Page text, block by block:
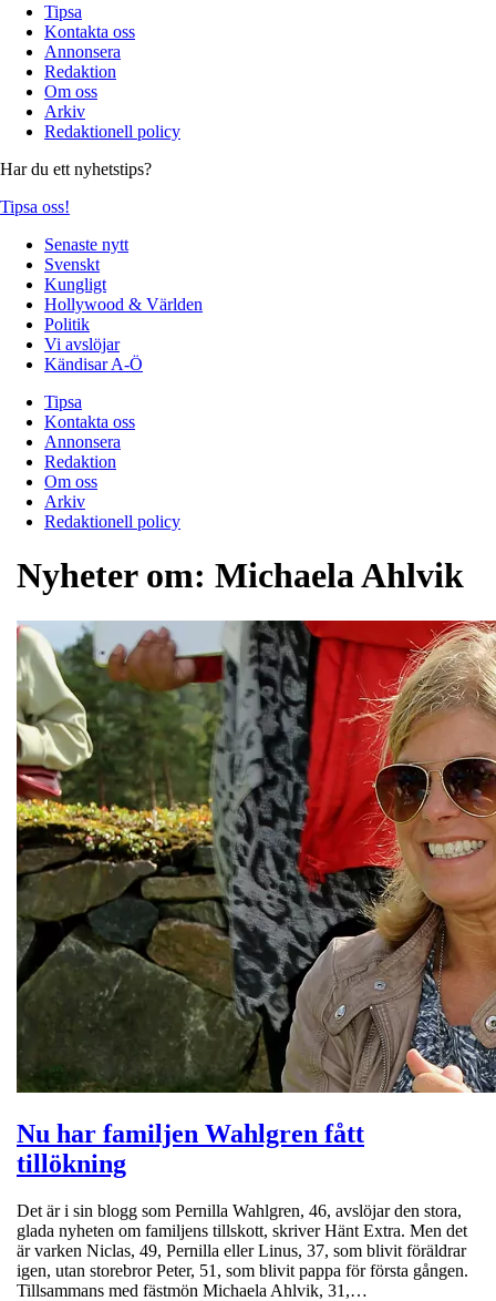
Tipsa
Kontakta oss
Annonsera
Redaktion
Om oss
Arkiv
Redaktionell policy
Har du ett nyhetstips?
Tipsa oss!
Senaste nytt
Svenskt
Kungligt
Hollywood & Världen
Politik
Vi avslöjar
Kändisar A-Ö
Tipsa
Kontakta oss
Annonsera
Redaktion
Om oss
Arkiv
Redaktionell policy
Nyheter om: Michaela Ahlvik
Nu har familjen Wahlgren fått
tillökning
Det är i sin blogg som Pernilla Wahlgren, 46, avslöjar den stora,
glada nyheten om familjens tillskott, skriver Hänt Extra. Men det
är varken Niclas, 49, Pernilla eller Linus, 37, som blivit föräldrar
igen, utan storebror Peter, 51, som blivit pappa för första gången.
Tillsammans med fästmön Michaela Ahlvik, 31,…